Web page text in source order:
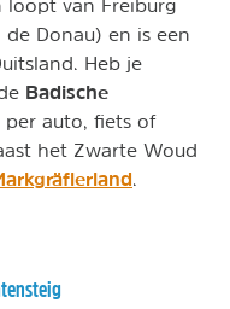
loopt van Freiburg
Donau) en is een
Heb je
Badische
per auto, fiets of
het Zwarte Woud
.